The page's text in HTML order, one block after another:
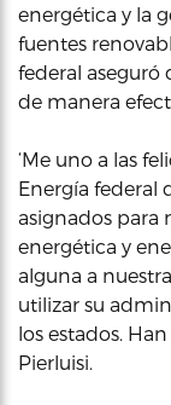
energética y la
fuentes
federal aseguró
de manera
‘Me uno a las
Energía federal
asignados para
energética y
alguna a
utilizar su
los estados.
Pierluisi.